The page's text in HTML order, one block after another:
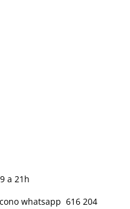
a 21h
616 204